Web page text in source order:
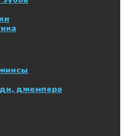
джемпера